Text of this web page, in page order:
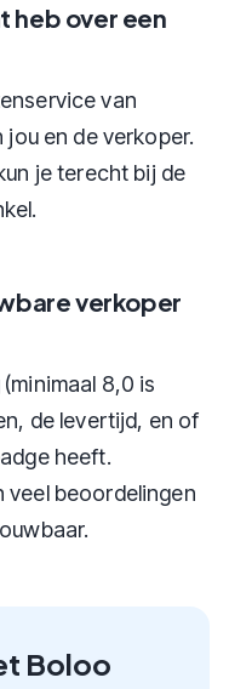
heb over een
van
jou en de verkoper.
je terecht bij de
verkoper
8,0 is
de levertijd, en of
heeft.
veel beoordelingen
Boloo